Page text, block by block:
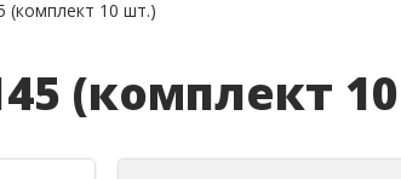
(комплект 10 шт.)
(комплект